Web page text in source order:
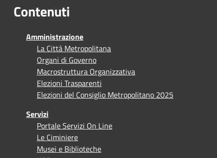
Contenuti
Amministrazione
La Città Metropolitana
Organi di Governo
Macrostruttura Organizzativa
Elezioni Trasparenti
Elezioni del Consiglio Metropolitano 2025
Servizi
Portale Servizi On Line
Le Ciminiere
Musei e Biblioteche